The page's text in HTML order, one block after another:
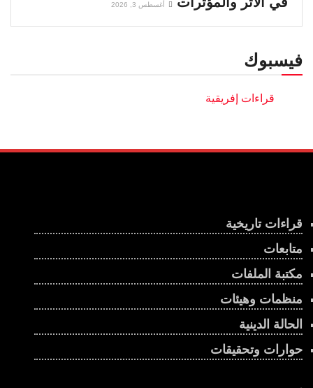
أغسطس 3, 2026
فيسبوك
قراءات تاريخية
متابعات
مكتبة الملفات
منظمات وهيئات
الحالة الدينية
حوارات وتحقيقات